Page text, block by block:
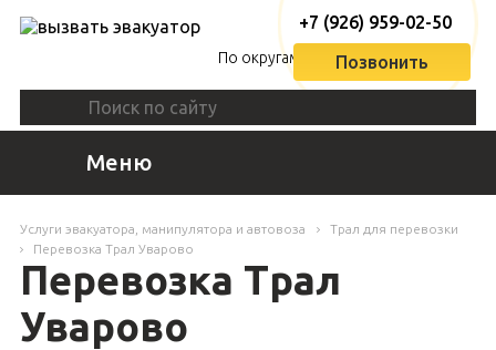
По округам
+7 (926) 959-02-50
Позвонить
Меню
Услуги эвакуатора, манипулятора и автовоза
Трал для перевозки
Перевозка Трал Уварово
Перевозка Трал
Уварово